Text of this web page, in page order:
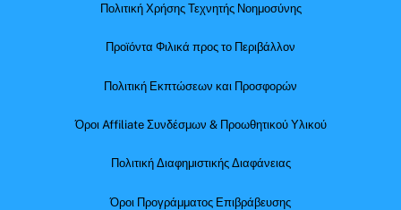
Πολιτική Χρήσης Τεχνητής Νοημοσύνης
Προϊόντα Φιλικά προς το Περιβάλλον
Πολιτική Εκπτώσεων και Προσφορών
Όροι Affiliate Συνδέσμων & Προωθητικού Υλικού
Πολιτική Διαφημιστικής Διαφάνειας
Όροι Προγράμματος Επιβράβευσης